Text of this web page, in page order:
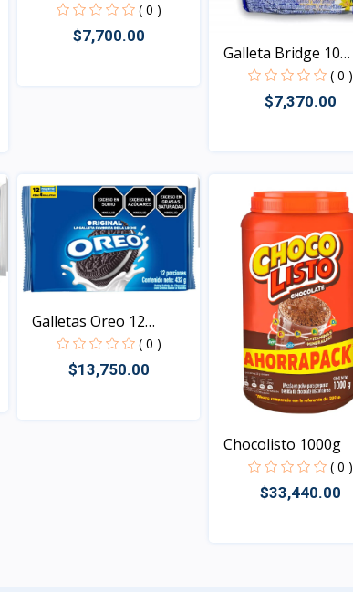
( 0 )
$7,700.00
Galleta Bridge 10
paque...
( 0 )
$7,370.00
Galletas Oreo 12
paquet...
( 0 )
$13,750.00
Chocolisto 1000g
( 0 )
$33,440.00